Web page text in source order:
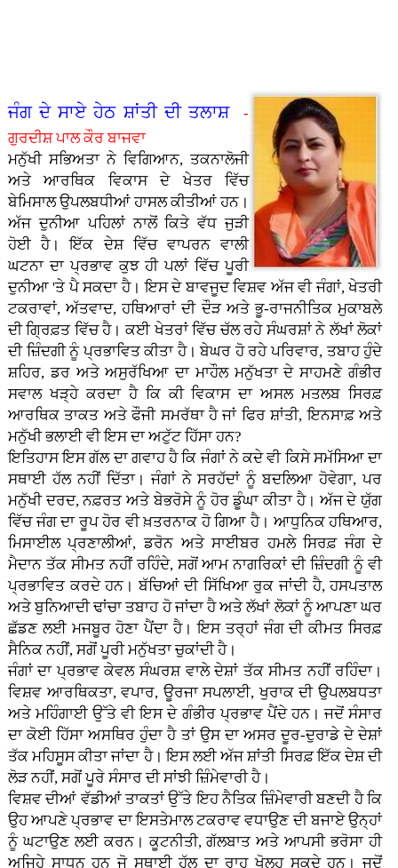
ਜਿੰ�...
ਜੰਗ ਦੇ ਸਾਏ ਹੇਠ ਸ਼ਾਂਤੀ ਦੀ ਤਲਾਸ਼-
ਗੁਰਦੀਸ਼ ਪਾਲ ਕੌਰ ਬਾਜਵਾ
ਮਨੁੱਖੀ ਸਭਿਅਤਾ ਨੇ ਵਿਗਿਆਨ, ਤਕਨਾਲੋਜੀ
ਅਤੇ ਆਰਥਿਕ ਵਿਕਾਸ ਦੇ ਖੇਤਰ ਵਿੱਚ
ਬੇਮਿਸਾਲ ਉਪਲਬਧੀਆਂ ਹਾਸਲ ਕੀਤੀਆਂ ਹਨ।
ਅੱਜ ਦੁਨੀਆ ਪਹਿਲਾਂ ਨਾਲੋਂ ਕਿਤੇ ਵੱਧ ਜੁੜੀ
ਹੋਈ ਹੈ। ਇੱਕ ਦੇਸ਼ ਵਿੱਚ ਵਾਪਰਨ ਵਾਲੀ
ਘਟਨਾ ਦਾ ਪ੍ਰਭਾਵ ਕੁਝ ਹੀ ਪਲਾਂ ਵਿੱਚ ਪੂਰੀ
ਦੁਨੀਆ 'ਤੇ ਪੈ ਸਕਦਾ ਹੈ। ਇਸ ਦੇ ਬਾਵਜੂਦ ਵਿਸ਼ਵ ਅੱਜ ਵੀ ਜੰਗਾਂ, ਖੇਤਰੀ
ਟਕਰਾਵਾਂ, ਅੱਤਵਾਦ, ਹਥਿਆਰਾਂ ਦੀ ਦੌੜ ਅਤੇ ਭੂ-ਰਾਜਨੀਤਿਕ ਮੁਕਾਬਲੇ
ਦੀ ਗ੍ਰਿਫ਼ਤ ਵਿੱਚ ਹੈ। ਕਈ ਖੇਤਰਾਂ ਵਿੱਚ ਚੱਲ ਰਹੇ ਸੰਘਰਸ਼ਾਂ ਨੇ ਲੱਖਾਂ ਲੋਕਾਂ
ਦੀ ਜ਼ਿੰਦਗੀ ਨੂੰ ਪ੍ਰਭਾਵਿਤ ਕੀਤਾ ਹੈ। ਬੇਘਰ ਹੋ ਰਹੇ ਪਰਿਵਾਰ, ਤਬਾਹ ਹੁੰਦੇ
ਸ਼ਹਿਰ, ਡਰ ਅਤੇ ਅਸੁਰੱਖਿਆ ਦਾ ਮਾਹੌਲ ਮਨੁੱਖਤਾ ਦੇ ਸਾਹਮਣੇ ਗੰਭੀਰ
ਸਵਾਲ ਖੜ੍ਹੇ ਕਰਦਾ ਹੈ ਕਿ ਕੀ ਵਿਕਾਸ ਦਾ ਅਸਲ ਮਤਲਬ ਸਿਰਫ਼
ਆਰਥਿਕ ਤਾਕਤ ਅਤੇ ਫੌਜੀ ਸਮਰੱਥਾ ਹੈ ਜਾਂ ਫਿਰ ਸ਼ਾਂਤੀ, ਇਨਸਾਫ਼ ਅਤੇ
ਮਨੁੱਖੀ ਭਲਾਈ ਵੀ ਇਸ ਦਾ ਅਟੁੱਟ ਹਿੱਸਾ ਹਨ?
ਇਤਿਹਾਸ ਇਸ ਗੱਲ ਦਾ ਗਵਾਹ ਹੈ ਕਿ ਜੰਗਾਂ ਨੇ ਕਦੇ ਵੀ ਕਿਸੇ ਸਮੱਸਿਆ ਦਾ
ਸਥਾਈ ਹੱਲ ਨਹੀਂ ਦਿੱਤਾ। ਜੰਗਾਂ ਨੇ ਸਰਹੱਦਾਂ ਨੂੰ ਬਦਲਿਆ ਹੋਵੇਗਾ, ਪਰ
ਮਨੁੱਖੀ ਦਰਦ, ਨਫ਼ਰਤ ਅਤੇ ਬੇਭਰੋਸੇ ਨੂੰ ਹੋਰ ਡੂੰਘਾ ਕੀਤਾ ਹੈ। ਅੱਜ ਦੇ ਯੁੱਗ
ਵਿੱਚ ਜੰਗ ਦਾ ਰੂਪ ਹੋਰ ਵੀ ਖ਼ਤਰਨਾਕ ਹੋ ਗਿਆ ਹੈ। ਆਧੁਨਿਕ ਹਥਿਆਰ,
ਮਿਸਾਈਲ ਪ੍ਰਣਾਲੀਆਂ, ਡਰੋਨ ਅਤੇ ਸਾਈਬਰ ਹਮਲੇ ਸਿਰਫ਼ ਜੰਗ ਦੇ
ਮੈਦਾਨ ਤੱਕ ਸੀਮਤ ਨਹੀਂ ਰਹਿੰਦੇ, ਸਗੋਂ ਆਮ ਨਾਗਰਿਕਾਂ ਦੀ ਜ਼ਿੰਦਗੀ ਨੂੰ ਵੀ
ਪ੍ਰਭਾਵਿਤ ਕਰਦੇ ਹਨ। ਬੱਚਿਆਂ ਦੀ ਸਿੱਖਿਆ ਰੁਕ ਜਾਂਦੀ ਹੈ, ਹਸਪਤਾਲ
ਅਤੇ ਬੁਨਿਆਦੀ ਢਾਂਚਾ ਤਬਾਹ ਹੋ ਜਾਂਦਾ ਹੈ ਅਤੇ ਲੱਖਾਂ ਲੋਕਾਂ ਨੂੰ ਆਪਣਾ ਘਰ
ਛੱਡਣ ਲਈ ਮਜਬੂਰ ਹੋਣਾ ਪੈਂਦਾ ਹੈ। ਇਸ ਤਰ੍ਹਾਂ ਜੰਗ ਦੀ ਕੀਮਤ ਸਿਰਫ਼
ਸੈਨਿਕ ਨਹੀਂ, ਸਗੋਂ ਪੂਰੀ ਮਨੁੱਖਤਾ ਚੁਕਾਂਦੀ ਹੈ।
ਜੰਗਾਂ ਦਾ ਪ੍ਰਭਾਵ ਕੇਵਲ ਸੰਘਰਸ਼ ਵਾਲੇ ਦੇਸ਼ਾਂ ਤੱਕ ਸੀਮਤ ਨਹੀਂ ਰਹਿੰਦਾ।
ਵਿਸ਼ਵ ਆਰਥਿਕਤਾ, ਵਪਾਰ, ਊਰਜਾ ਸਪਲਾਈ, ਖੁਰਾਕ ਦੀ ਉਪਲਬਧਤਾ
ਅਤੇ ਮਹਿੰਗਾਈ ਉੱਤੇ ਵੀ ਇਸ ਦੇ ਗੰਭੀਰ ਪ੍ਰਭਾਵ ਪੈਂਦੇ ਹਨ। ਜਦੋਂ ਸੰਸਾਰ
ਦਾ ਕੋਈ ਹਿੱਸਾ ਅਸਥਿਰ ਹੁੰਦਾ ਹੈ ਤਾਂ ਉਸ ਦਾ ਅਸਰ ਦੂਰ-ਦੁਰਾਡੇ ਦੇ ਦੇਸ਼ਾਂ
ਤੱਕ ਮਹਿਸੂਸ ਕੀਤਾ ਜਾਂਦਾ ਹੈ। ਇਸ ਲਈ ਅੱਜ ਸ਼ਾਂਤੀ ਸਿਰਫ਼ ਇੱਕ ਦੇਸ਼ ਦੀ
ਲੋੜ ਨਹੀਂ, ਸਗੋਂ ਪੂਰੇ ਸੰਸਾਰ ਦੀ ਸਾਂਝੀ ਜ਼ਿੰਮੇਵਾਰੀ ਹੈ।
ਵਿਸ਼ਵ ਦੀਆਂ ਵੱਡੀਆਂ ਤਾਕਤਾਂ ਉੱਤੇ ਇਹ ਨੈਤਿਕ ਜ਼ਿੰਮੇਵਾਰੀ ਬਣਦੀ ਹੈ ਕਿ
ਉਹ ਆਪਣੇ ਪ੍ਰਭਾਵ ਦਾ ਇਸਤੇਮਾਲ ਟਕਰਾਵ ਵਧਾਉਣ ਦੀ ਬਜਾਏ ਉਨ੍ਹਾਂ
ਨੂੰ ਘਟਾਉਣ ਲਈ ਕਰਨ। ਕੂਟਨੀਤੀ, ਗੱਲਬਾਤ ਅਤੇ ਆਪਸੀ ਭਰੋਸਾ ਹੀ
ਅਜਿਹੇ ਸਾਧਨ ਹਨ ਜੋ ਸਥਾਈ ਹੱਲ ਦਾ ਰਾਹ ਖੋਲ੍ਹ ਸਕਦੇ ਹਨ। ਜਦੋਂ